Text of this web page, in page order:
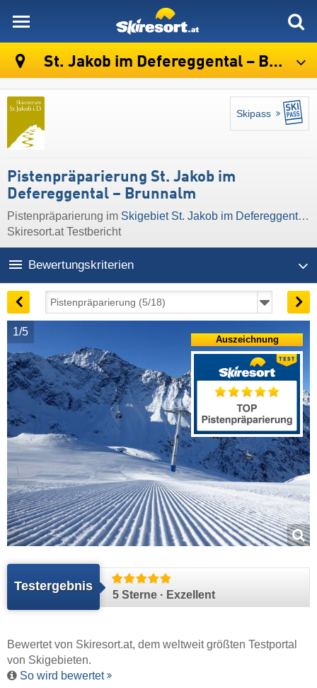
St. Jakob im Defereggental – Brunnalm
Skipass
Pistenpräparierung St. Jakob im
Defereggental – Brunnalm
Pistenpräparierung im Skigebiet St. Jakob im Defereggental – Brunnalm
Skiresort.at Testbericht
Bewertungskriterien
1/5
Testergebnis
5 Sterne · Exzellent
Auszeichnung
Bewertet von Skiresort.at, dem weltweit größten Testportal
von Skigebieten.
So wird bewertet